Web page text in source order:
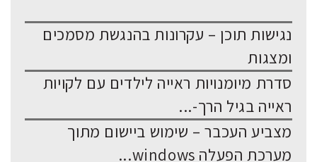
נגישות תוכן – עקרונות בהנגשת מסמכים
ומצגות
סדרת מיומנויות ראייה לילדים עם לקויות
ראייה בגיל הרך-...
מצביע העכבר – שימוש ביישום מתוך
מערכת הפעלה windows...